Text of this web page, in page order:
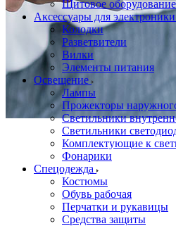
Щитовое оборудование
Аксессуары для электроники
Колодки
Разветвители
Вилки
Элементы питания
Освещение
Лампы
Прожекторы
Светильники
Светильники
Комплектующие к
Фонарики
Спецодежда
Костюмы
Обувь рабочая
Перчатки и рукавицы
Средства защиты